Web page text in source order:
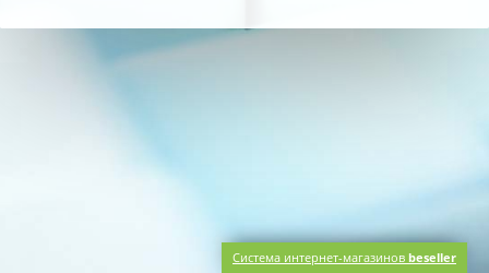
Система интернет-магазинов beseller